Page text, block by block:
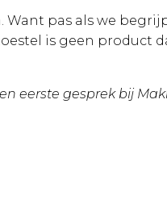
Want pas als we
is geen product
eerste gesprek bij